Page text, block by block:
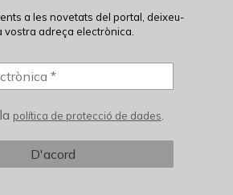
a les novetats del portal, deixeu-
vostra adreça electrònica.
política de protecció de dades.